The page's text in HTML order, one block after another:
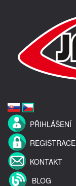
PŘIHLÁŠENÍ
REGISTRACE
KONTAKT
BLOG